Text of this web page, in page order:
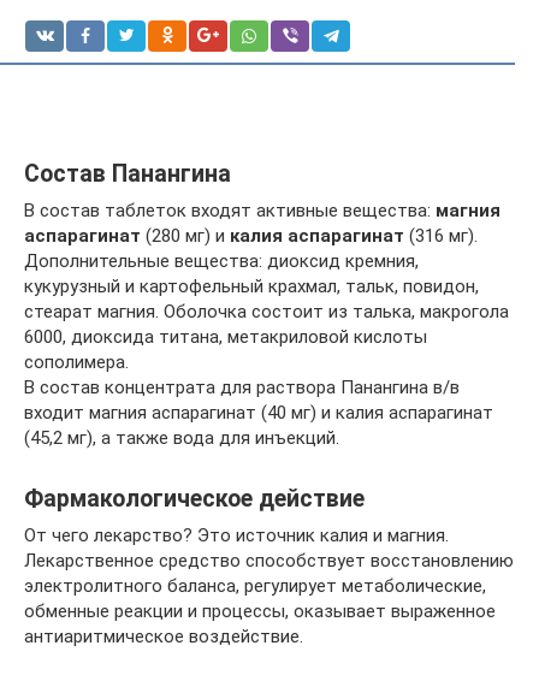
Состав Панангина
В состав таблеток входят активные вещества: магния
аспарагинат (280 мг) и калия аспарагинат (316 мг).
Дополнительные вещества: диоксид кремния,
кукурузный и картофельный крахмал, тальк, повидон,
стеарат магния. Оболочка состоит из талька, макрогола
6000, диоксида титана, метакриловой кислоты
сополимера.
В состав концентрата для раствора Панангина в/в
входит магния аспарагинат (40 мг) и калия аспарагинат
(45,2 мг), а также вода для инъекций.
Фармакологическое действие
От чего лекарство? Это источник калия и магния.
Лекарственное средство способствует восстановлению
электролитного баланса, регулирует метаболические,
обменные реакции и процессы, оказывает выраженное
антиаритмическое воздействие.